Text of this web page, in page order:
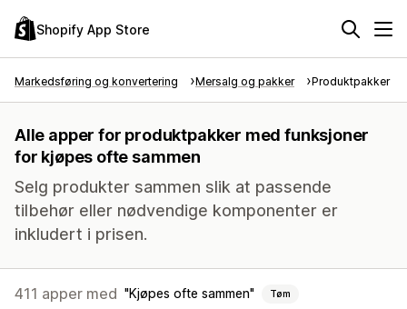
Shopify App Store
Markedsføring og konvertering Mersalg og pakker Produktpakker
Alle apper for produktpakker med funksjoner
for kjøpes ofte sammen
Selg produkter sammen slik at passende
tilbehør eller nødvendige komponenter er
inkludert i prisen.
411 apper med Kjøpes ofte sammen Tøm